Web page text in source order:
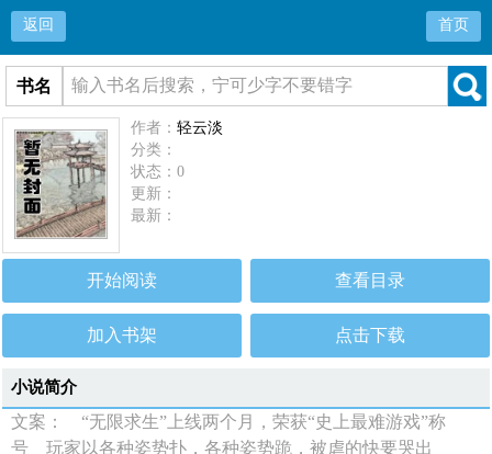
返回 首页
书名
作者：轻云淡
分类：
状态：0
更新：
最新：
开始阅读 查看目录
加入书架 点击下载
小说简介
文案： “无限求生”上线两个月，荣获“史上最难游戏”称
号 玩家以各种姿势扑，各种姿势跪，被虐的快要哭出